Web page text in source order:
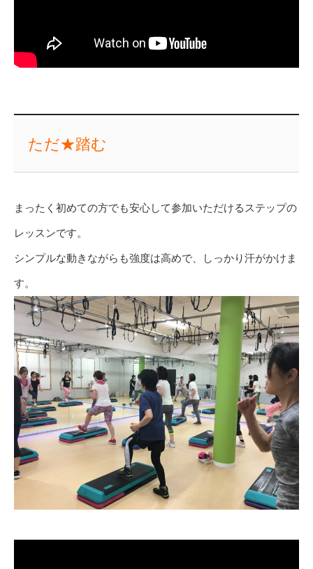
ただ★踏む
まったく初めての方でも安心して参加いただけるステップの
レッスンです。
シンプルな動きながらも強度は高めで、しっかり汗がかけま
す。